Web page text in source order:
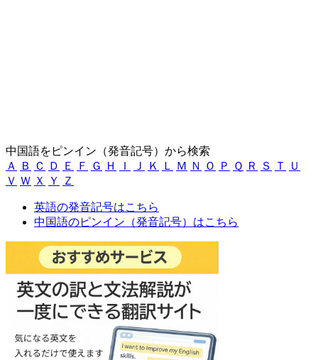
中国語をピンイン（発音記号）から検索
Ａ
Ｂ Ｃ Ｄ Ｅ Ｆ Ｇ Ｈ Ｉ Ｊ Ｋ Ｌ Ｍ Ｎ Ｏ Ｐ Ｑ Ｒ Ｓ Ｔ
Ｕ
Ｖ Ｗ Ｘ Ｙ Ｚ
英語の発音記号はこちら
中国語のピンイン（発音記号）はこちら